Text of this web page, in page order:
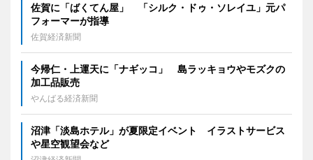
佐賀に「ばくてん屋」 「シルク・ドゥ・ソレイユ」元パ
フォーマーが指導
佐賀経済新聞
今帰仁・上運天に「ナギッコ」 島ラッキョウやモズクの
加工品販売
やんばる経済新聞
沼津「淡島ホテル」が夏限定イベント イラストサービス
や星空観望会など